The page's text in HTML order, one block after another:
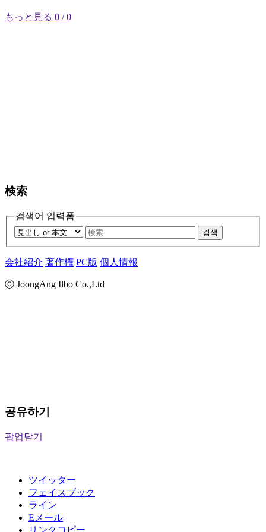
もっと見る 0 / 0
検索
검색어 입력폼
검색
会社紹介 著作権 PC版 個人情報
ⓒ JoongAng Ilbo Co.,Ltd
공유하기
팝업닫기
ツイッター
フェイスブック
ライン
Eメール
リンクコピー